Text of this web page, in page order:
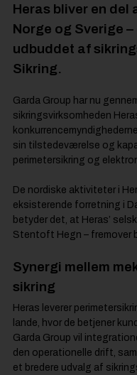
Heras bliver en del
Norge og Sverige
udbuddet af
Sikring.
Garda Group har nu
sikringsvirksomheden
sin tilstedeværelse og
perimetersikring og
De nordiske aktiviteter i
eksisterende forretning i
betyder det, at Heras’
Stentoft Hegn – fremover
Synergi mellem
sikring
Heras leverer
lande, hvor de betjener
Garda Group vil
den operationelle drift,
et bredere udvalg af